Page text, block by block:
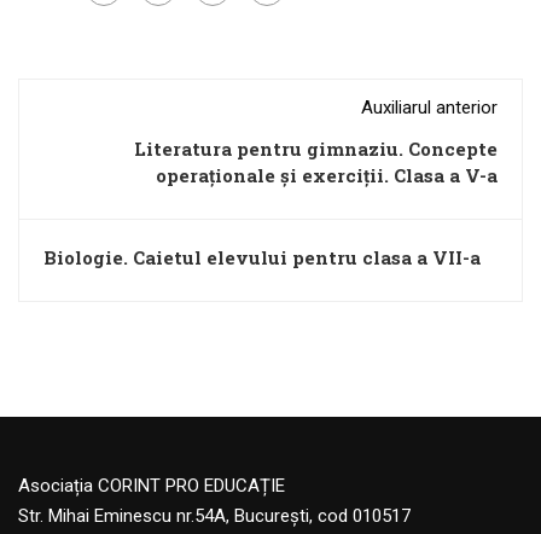
Auxiliarul anterior
Literatura pentru gimnaziu. Concepte
operaționale și exerciții. Clasa a V-a
Biologie. Caietul elevului pentru clasa a VII-a
Asociația CORINT PRO EDUCAȚIE
Str. Mihai Eminescu nr.54A, București, cod 010517